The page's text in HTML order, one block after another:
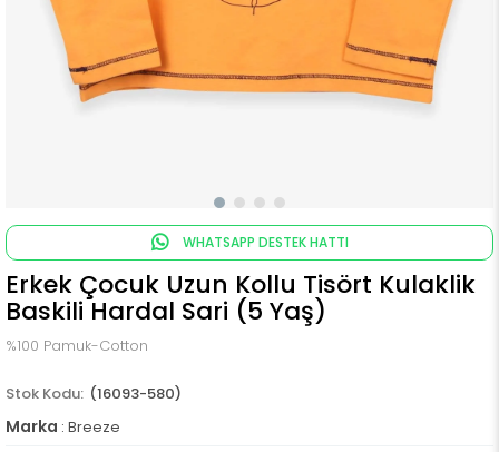
WHATSAPP DESTEK HATTI
Erkek Çocuk Uzun Kollu Tisört Kulaklik
Baskili Hardal Sari (5 Yaş)
%100 Pamuk-Cotton
(16093-580)
Marka : Breeze